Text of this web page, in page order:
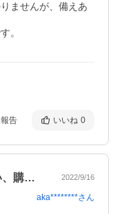
ませんが、備えあ
。
告 いいね 0
災害時にトイレが一番困ると思い、購入し… 2022/9/16
aka********さん